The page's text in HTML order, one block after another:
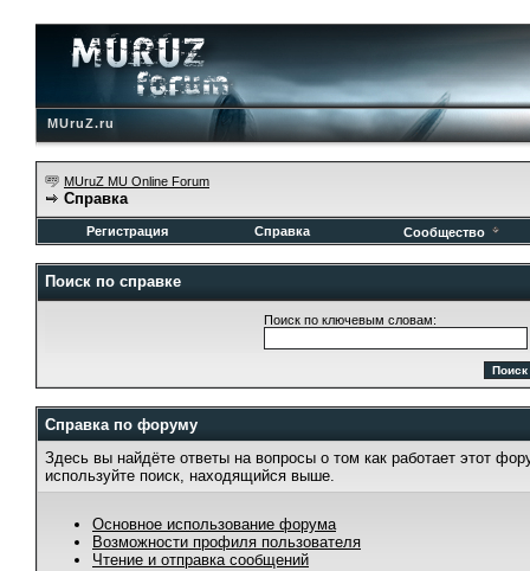
MUruZ.ru
MUruZ MU Online Forum
Справка
Регистрация Справка Сообщество
Поиск по справке
Поиск по ключевым словам:
Справка по форуму
Здесь вы найдёте ответы на вопросы о том как работает этот
используйте поиск, находящийся выше.
Основное использование форума
Возможности профиля пользователя
Чтение и отправка сообщений